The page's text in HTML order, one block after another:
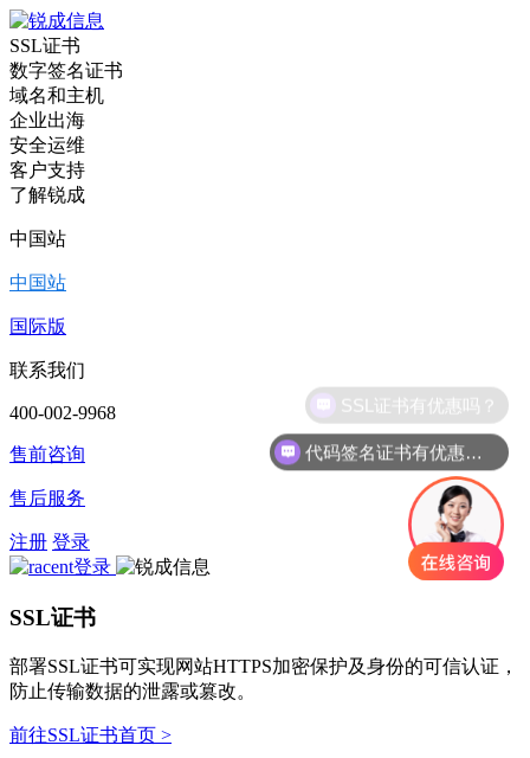
SSL证书
数字签名证书
域名和主机
企业出海
安全运维
客户支持
了解锐成
中国站
中国站
国际版
联系我们
400-002-9968
售前咨询
售后服务
注册 登录
SSL证书
部署SSL证书可实现网站HTTPS加密保护及身份的可信认证，
防止传输数据的泄露或篡改。
前往SSL证书首页 >